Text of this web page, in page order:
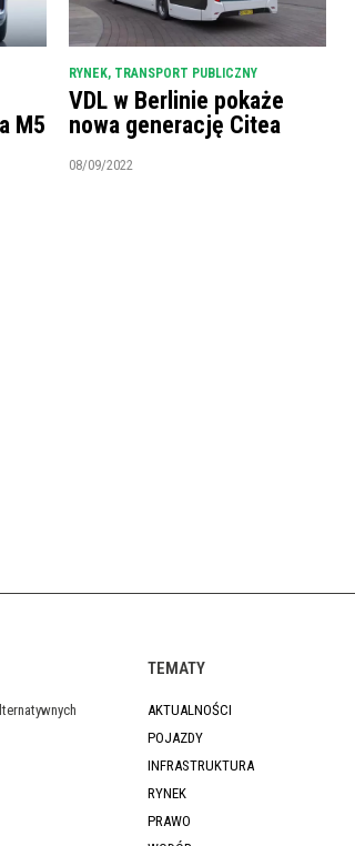
M5
RYNEK, TRANSPORT PUBLICZNY
VDL w Berlinie pokaże
nowa generację Citea
08/09/2022
TEMATY
AKTUALNOŚCI
POJAZDY
INFRASTRUKTURA
RYNEK
PRAWO